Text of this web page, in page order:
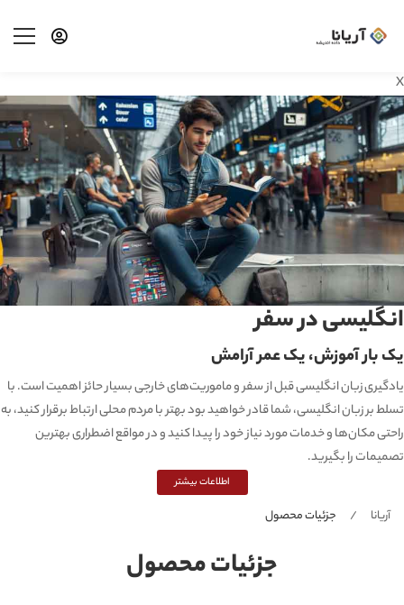
X
انگلیسی در سفر
یک بار آموزش، یک عمر آرامش
یادگیری زبان انگلیسی قبل از سفر و ماموریت‌های خارجی بسیار حائز اهمیت است. با
تسلط بر زبان انگلیسی، شما قادر خواهید بود بهتر با مردم محلی ارتباط برقرار کنید، به
راحتی مکان‌ها و خدمات مورد نیاز خود را پیدا کنید و در مواقع اضطراری بهترین
تصمیمات را بگیرید.
اطلاعات بیشتر
جزئیات محصول
آریانا جزئیات محصول